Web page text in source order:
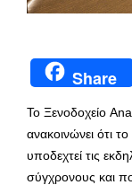
Share
Το Ξενοδοχείο
ανακοινώνει ότι
υποδεχτεί τις
σύγχρονους και